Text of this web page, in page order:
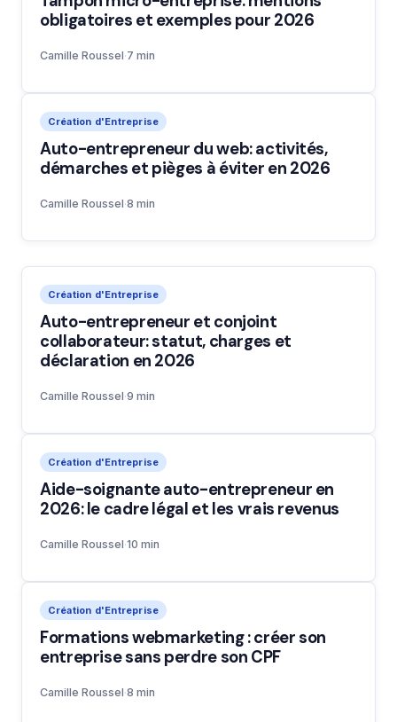
obligatoires et exemples pour 2026
Camille Roussel·7 min
Création d'Entreprise
Auto-entrepreneur du web: activités,
démarches et pièges à éviter en 2026
Camille Roussel·8 min
Création d'Entreprise
Auto-entrepreneur et conjoint
collaborateur: statut, charges et
déclaration en 2026
Camille Roussel·9 min
Création d'Entreprise
Aide-soignante auto-entrepreneur en
2026: le cadre légal et les vrais revenus
Camille Roussel·10 min
Création d'Entreprise
Formations webmarketing : créer son
entreprise sans perdre son CPF
Camille Roussel·8 min